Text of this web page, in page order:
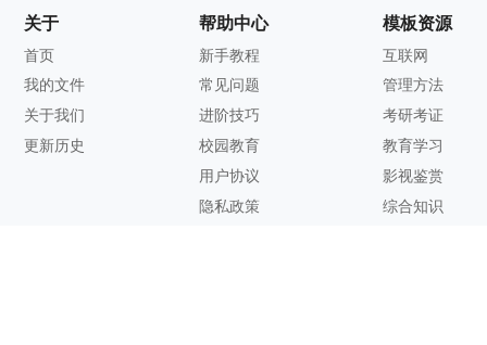
关于
首页
我的文件
关于我们
更新历史
帮助中心
新手教程
常见问题
进阶技巧
校园教育
用户协议
隐私政策
模板资源
互联网
管理方法
考研考证
教育学习
影视鉴赏
综合知识